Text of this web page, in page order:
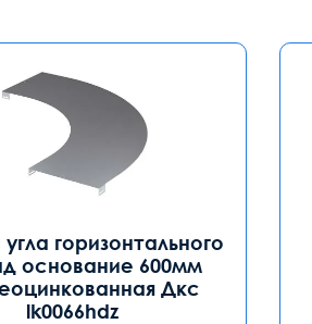
горизонтального
основание 600мм
Дкс
lk0066hdz